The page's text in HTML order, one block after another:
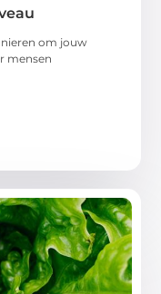
om jouw
mensen